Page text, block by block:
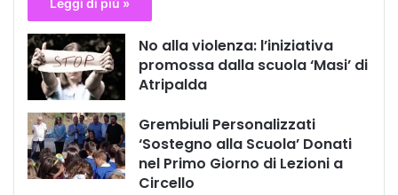
Leggi di più »
No alla violenza: l’iniziativa
promossa dalla scuola ‘Masi’ di
Atripalda
Grembiuli Personalizzati
‘Sostegno alla Scuola’ Donati
nel Primo Giorno di Lezioni a
Circello